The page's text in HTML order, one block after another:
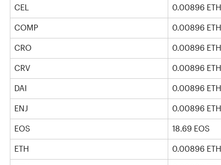
CEL 0.00896 ETH
COMP 0.00896 ETH
CRO 0.00896 ETH
CRV 0.00896 ETH
DAI 0.00896 ETH
ENJ 0.00896 ETH
EOS 18.69 EOS
ETH 0.00896 ETH